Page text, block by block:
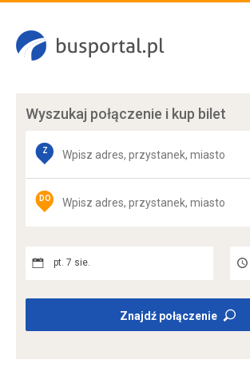
Wyszukaj połączenie i kup bilet
Z
DO
pt. 7 sie.
Znajdź połączenie